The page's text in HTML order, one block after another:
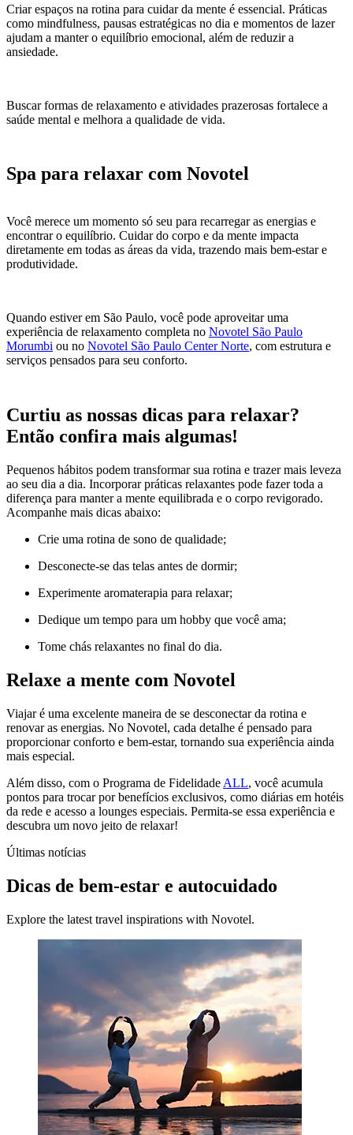
Criar espaços na rotina para cuidar da mente é essencial. Práticas
como mindfulness, pausas estratégicas no dia e momentos de lazer
ajudam a manter o equilíbrio emocional, além de reduzir a
ansiedade.
Buscar formas de relaxamento e atividades prazerosas fortalece a
saúde mental e melhora a qualidade de vida.
Spa para relaxar com Novotel
Você merece um momento só seu para recarregar as energias e
encontrar o equilíbrio. Cuidar do corpo e da mente impacta
diretamente em todas as áreas da vida, trazendo mais bem-estar e
produtividade.
Quando estiver em São Paulo, você pode aproveitar uma
experiência de relaxamento completa no Novotel São Paulo
Morumbi ou no Novotel São Paulo Center Norte, com estrutura e
serviços pensados para seu conforto.
Curtiu as nossas dicas para relaxar?
Então confira mais algumas!
Pequenos hábitos podem transformar sua rotina e trazer mais leveza
ao seu dia a dia. Incorporar práticas relaxantes pode fazer toda a
diferença para manter a mente equilibrada e o corpo revigorado.
Acompanhe mais dicas abaixo:
Crie uma rotina de sono de qualidade;
Desconecte-se das telas antes de dormir;
Experimente aromaterapia para relaxar;
Dedique um tempo para um hobby que você ama;
Tome chás relaxantes no final do dia.
Relaxe a mente com Novotel
Viajar é uma excelente maneira de se desconectar da rotina e
renovar as energias. No Novotel, cada detalhe é pensado para
proporcionar conforto e bem-estar, tornando sua experiência ainda
mais especial.
Além disso, com o Programa de Fidelidade ALL, você acumula
pontos para trocar por benefícios exclusivos, como diárias em hotéis
da rede e acesso a lounges especiais. Permita-se essa experiência e
descubra um novo jeito de relaxar!
Últimas notícias
Dicas de bem-estar e autocuidado
Explore the latest travel inspirations with Novotel.